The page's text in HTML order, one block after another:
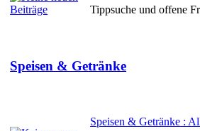
Tippsuche und offene
Speisen & Getränke
Speisen & Getränke :